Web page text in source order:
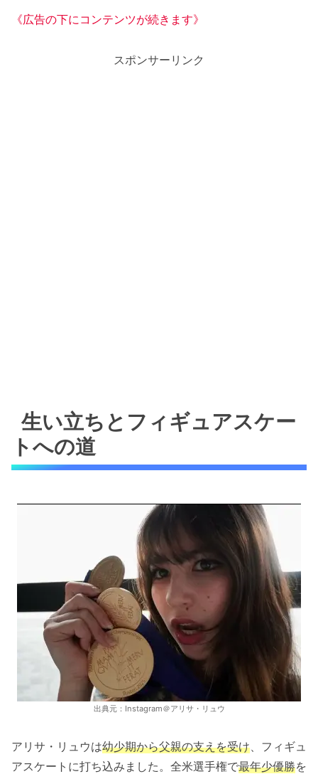
《広告の下にコンテンツが続きます》
スポンサーリンク
生い立ちとフィギュアスケー
トへの道
出典元：Instagram＠アリサ・リュウ
アリサ・リュウは幼少期から父親の支えを受け 、フィギュ
アスケートに打ち込みました。全米選手権で最年少優勝を